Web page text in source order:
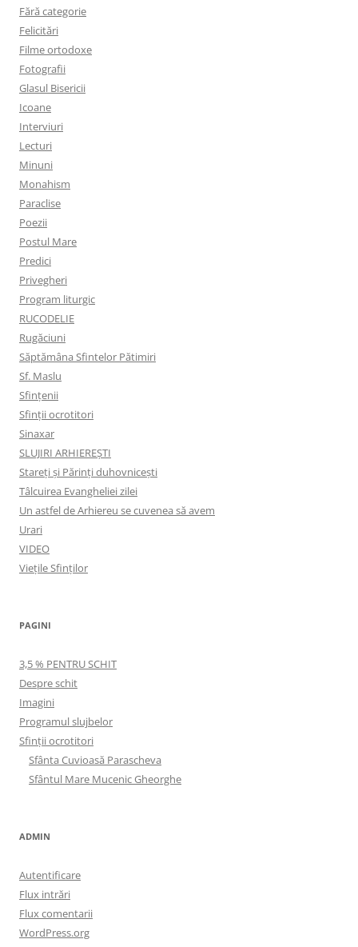
Fără categorie
Felicitări
Filme ortodoxe
Fotografii
Glasul Bisericii
Icoane
Interviuri
Lecturi
Minuni
Monahism
Paraclise
Poezii
Postul Mare
Predici
Privegheri
Program liturgic
RUCODELIE
Rugăciuni
Săptămâna Sfintelor Pătimiri
Sf. Maslu
Sfințenii
Sfinții ocrotitori
Sinaxar
SLUJIRI ARHIEREȘTI
Stareți și Părinți duhovnicești
Tâlcuirea Evangheliei zilei
Un astfel de Arhiereu se cuvenea să avem
Urari
VIDEO
Viețile Sfinților
PAGINI
3,5 % PENTRU SCHIT
Despre schit
Imagini
Programul slujbelor
Sfinţii ocrotitori
Sfânta Cuvioasă Parascheva
Sfântul Mare Mucenic Gheorghe
ADMIN
Autentificare
Flux intrări
Flux comentarii
WordPress.org